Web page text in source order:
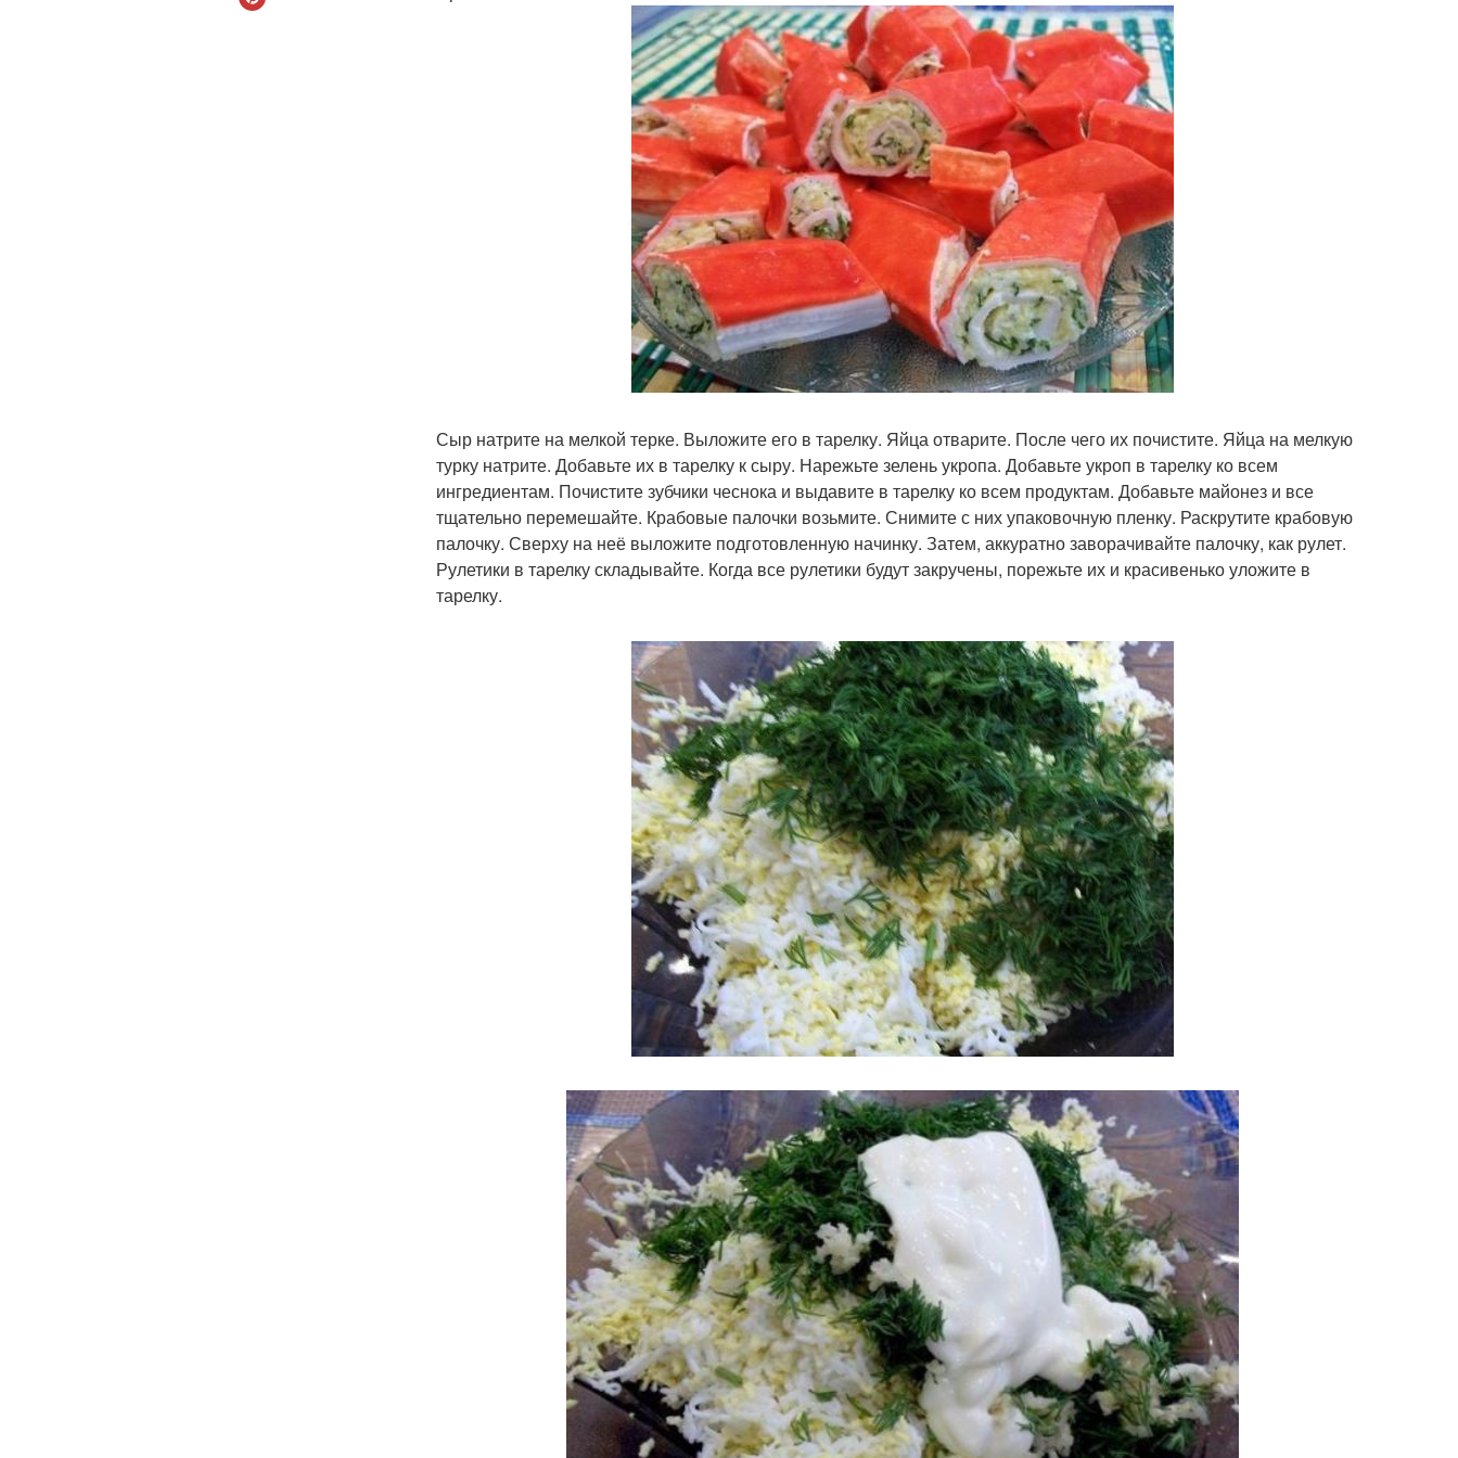
Сыр натрите на мелкой терке. Выложите его в тарелку. Яйца отварите. После чего их почистите. Яйца на мелкую
турку натрите. Добавьте их в тарелку к сыру. Нарежьте зелень укропа. Добавьте укроп в тарелку ко всем
ингредиентам. Почистите зубчики чеснока и выдавите в тарелку ко всем продуктам. Добавьте майонез и все
тщательно перемешайте. Крабовые палочки возьмите. Снимите с них упаковочную пленку. Раскрутите крабовую
палочку. Сверху на неё выложите подготовленную начинку. Затем, аккуратно заворачивайте палочку, как рулет.
Рулетики в тарелку складывайте. Когда все рулетики будут закручены, порежьте их и красивенько уложите в
тарелку.